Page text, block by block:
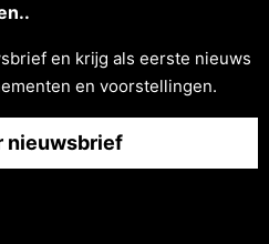
en krĳg als eerste nieuws
en voorstellingen.
nieuwsbrief